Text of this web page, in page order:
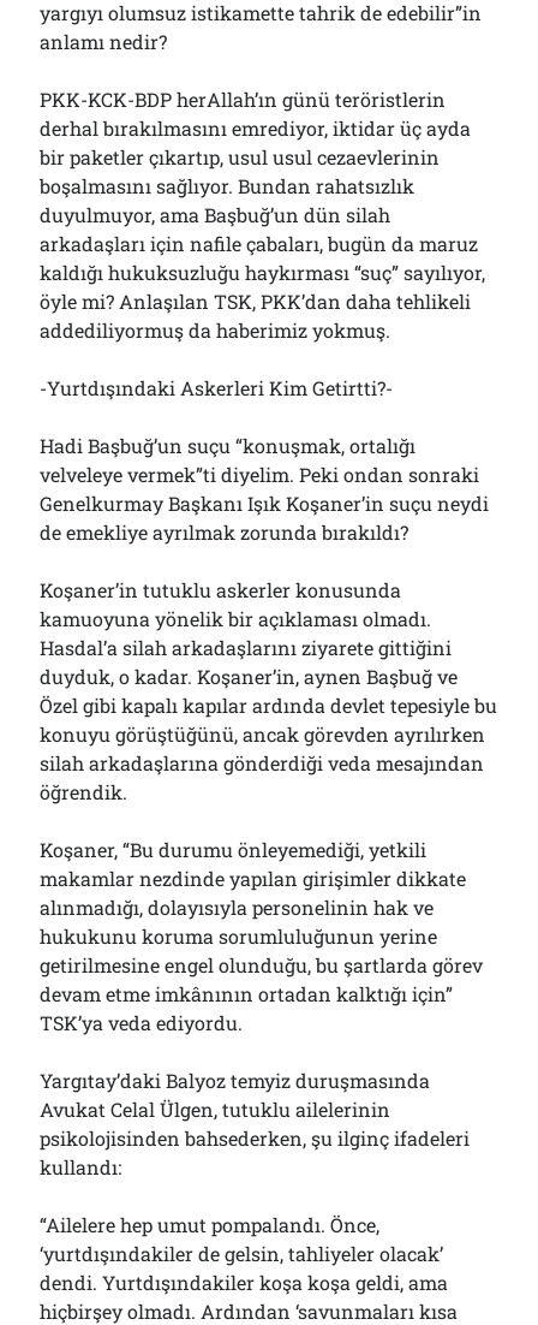
yargıyı olumsuz istikamette tahrik de edebilir”in
anlamı nedir?
PKK-KCK-BDP herAllah’ın günü teröristlerin
derhal bırakılmasını emrediyor, iktidar üç ayda
bir paketler çıkartıp, usul usul cezaevlerinin
boşalmasını sağlıyor. Bundan rahatsızlık
duyulmuyor, ama Başbuğ’un dün silah
arkadaşları için nafile çabaları, bugün da maruz
kaldığı hukuksuzluğu haykırması “suç” sayılıyor,
öyle mi? Anlaşılan TSK, PKK’dan daha tehlikeli
addediliyormuş da haberimiz yokmuş.
-Yurtdışındaki Askerleri Kim Getirtti?-
Hadi Başbuğ’un suçu “konuşmak, ortalığı
velveleye vermek”ti diyelim. Peki ondan sonraki
Genelkurmay Başkanı Işık Koşaner’in suçu neydi
de emekliye ayrılmak zorunda bırakıldı?
Koşaner’in tutuklu askerler konusunda
kamuoyuna yönelik bir açıklaması olmadı.
Hasdal’a silah arkadaşlarını ziyarete gittiğini
duyduk, o kadar. Koşaner’in, aynen Başbuğ ve
Özel gibi kapalı kapılar ardında devlet tepesiyle bu
konuyu görüştüğünü, ancak görevden ayrılırken
silah arkadaşlarına gönderdiği veda mesajından
öğrendik.
Koşaner, “Bu durumu önleyemediği, yetkili
makamlar nezdinde yapılan girişimler dikkate
alınmadığı, dolayısıyla personelinin hak ve
hukukunu koruma sorumluluğunun yerine
getirilmesine engel olunduğu, bu şartlarda görev
devam etme imkânının ortadan kalktığı için”
TSK’ya veda ediyordu.
Yargıtay’daki Balyoz temyiz duruşmasında
Avukat Celal Ülgen, tutuklu ailelerinin
psikolojisinden bahsederken, şu ilginç ifadeleri
kullandı:
“Ailelere hep umut pompalandı. Önce,
‘yurtdışındakiler de gelsin, tahliyeler olacak’
dendi. Yurtdışındakiler koşa koşa geldi, ama
hiçbirşey olmadı. Ardından ‘savunmaları kısa